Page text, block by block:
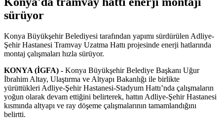
sürüyor
Konya Büyükşehir Belediyesi tarafından yapımı sürdürülen Adliye-
Şehir Hastanesi Tramvay Uzatma Hattı projesinde enerji hatlarında
montaj çalışmaları hızla sürüyor.
KONYA (İGFA) - Konya Büyükşehir Belediye Başkanı Uğur
İbrahim Altay, Ulaştırma ve Altyapı Bakanlığı ile birlikte
yürüttükleri Adliye-Şehir Hastanesi-Stadyum Hattı’nda çalışmaların
yoğun olarak devam ettiğini belirterek, hattın Adliye-Şehir Hastanesi
kısmında altyapı ve ray döşeme çalışmalarının tamamlandığını
belirtti.